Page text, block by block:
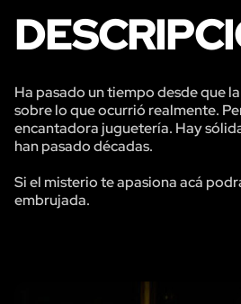
Ha pasado un tiempo desde que
sobre lo que ocurrió realmente.
encantadora juguetería. Hay
han pasado décadas.
Si el misterio te apasiona acá
embrujada.